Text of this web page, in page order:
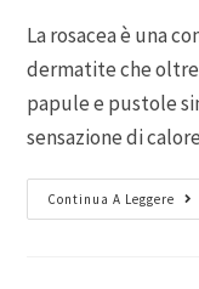
La rosacea è una
dermatite che
papule e pustole
sensazione di
Continua A Leggere